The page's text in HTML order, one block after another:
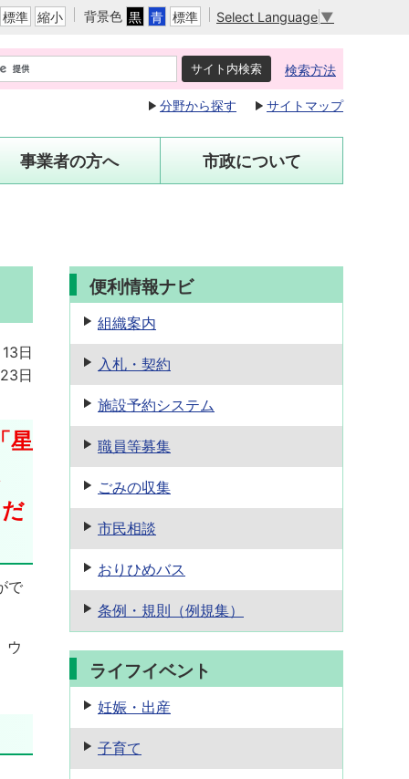
標準 縮小 背景色 黒 青 標準 Select Language ▼
検索方法
分野から探す サイトマップ
事業者の方へ 市政について
日
日
星
で
ウ
便利情報ナビ
組織案内
入札・契約
施設予約システム
職員等募集
ごみの収集
市民相談
おりひめバス
条例・規則 （例規集）
ライフイベント
妊娠・出産
子育て